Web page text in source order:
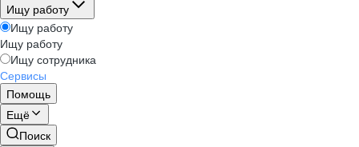
Ищу работу
Ищу работу
Ищу работу
Ищу сотрудника
Сервисы
Помощь
Ещё
Поиск